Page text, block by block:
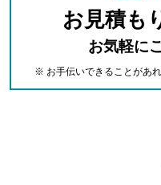
お見積も
お気軽に
※ お手伝いできることがあ